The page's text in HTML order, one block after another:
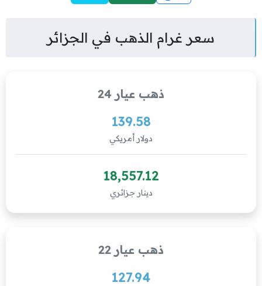
سعر غرام الذهب في الجزائر
ذهب عيار 24
139.58
دولار أمريكي
18,557.12
دينار جزائري
ذهب عيار 22
127.94